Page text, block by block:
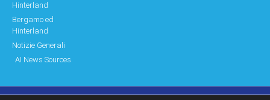
Hinterland
Bergamo ed
Hinterland
Notizie Generali
AI News Sources